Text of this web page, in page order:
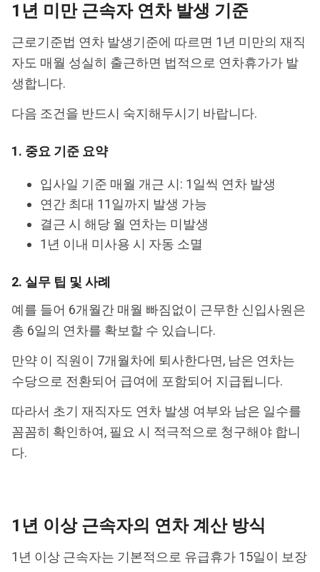
1년 미만 근속자 연차 발생 기준
근로기준법 연차 발생기준에 따르면 1년 미만의 재직
자도 매월 성실히 출근하면 법적으로 연차휴가가 발
생합니다.
다음 조건을 반드시 숙지해두시기 바랍니다.
1. 중요 기준 요약
입사일 기준 매월 개근 시: 1일씩 연차 발생
연간 최대 11일까지 발생 가능
결근 시 해당 월 연차는 미발생
1년 이내 미사용 시 자동 소멸
2. 실무 팁 및 사례
예를 들어 6개월간 매월 빠짐없이 근무한 신입사원은
총 6일의 연차를 확보할 수 있습니다.
만약 이 직원이 7개월차에 퇴사한다면, 남은 연차는
수당으로 전환되어 급여에 포함되어 지급됩니다.
따라서 초기 재직자도 연차 발생 여부와 남은 일수를
꼼꼼히 확인하여, 필요 시 적극적으로 청구해야 합니
다.
1년 이상 근속자의 연차 계산 방식
1년 이상 근속자는 기본적으로 유급휴가 15일이 보장